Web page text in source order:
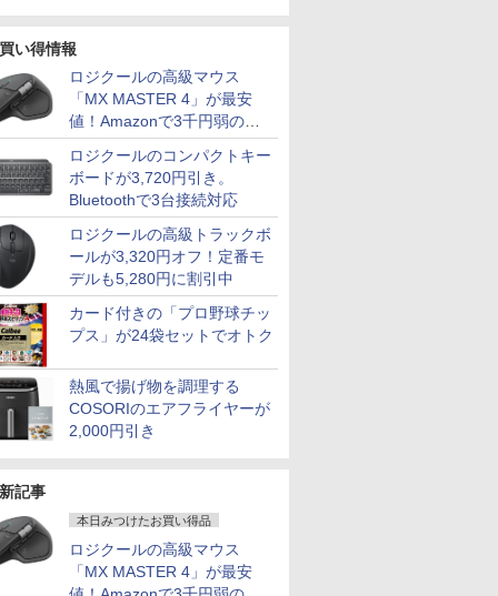
い得情報
ロジクールの高級マウス
「MX MASTER 4」が最安
値！Amazonで3千円弱の割
引
ロジクールのコンパクトキー
ボードが3,720円引き。
Bluetoothで3台接続対応
ロジクールの高級トラックボ
ールが3,320円オフ！定番モ
デルも5,280円に割引中
カード付きの「プロ野球チッ
プス」が24袋セットでオトク
熱風で揚げ物を調理する
COSORIのエアフライヤーが
2,000円引き
記事
本日みつけたお買い得品
ロジクールの高級マウス
「MX MASTER 4」が最安